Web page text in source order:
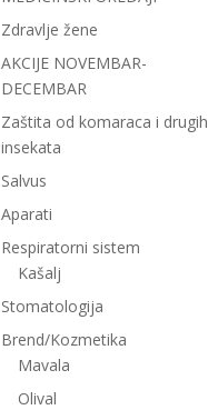
Zdravlje žene
AKCIJE NOVEMBAR-
DECEMBAR
Zaštita od komaraca i drugih
insekata
Salvus
Aparati
Respiratorni sistem
Kašalj
Stomatologija
Brend/Kozmetika
Mavala
Olival